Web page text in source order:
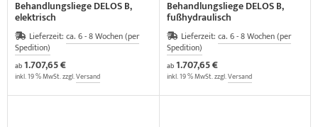
Behandlungsliege DELOS B,
elektrisch
Lieferzeit: ca. 6 - 8 Wochen (per
Spedition)
ab1.707,65 €
inkl. 19 % MwSt. zzgl.Versand
Behandlungsliege DELOS B,
fußhydraulisch
Lieferzeit: ca. 6 - 8 Wochen (per
Spedition)
ab1.707,65 €
inkl. 19 % MwSt. zzgl.Versand